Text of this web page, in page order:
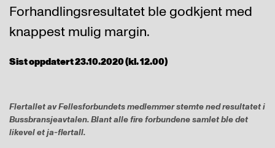
Forhandlingsresultatet ble godkjent med
knappest mulig margin.
Sist oppdatert 23.10.2020 (kl. 12.00)
Flertallet av Fellesforbundets medlemmer stemte ned resultatet i
Bussbransjeavtalen. Blant alle fire forbundene samlet ble det
likevel et ja-flertall.